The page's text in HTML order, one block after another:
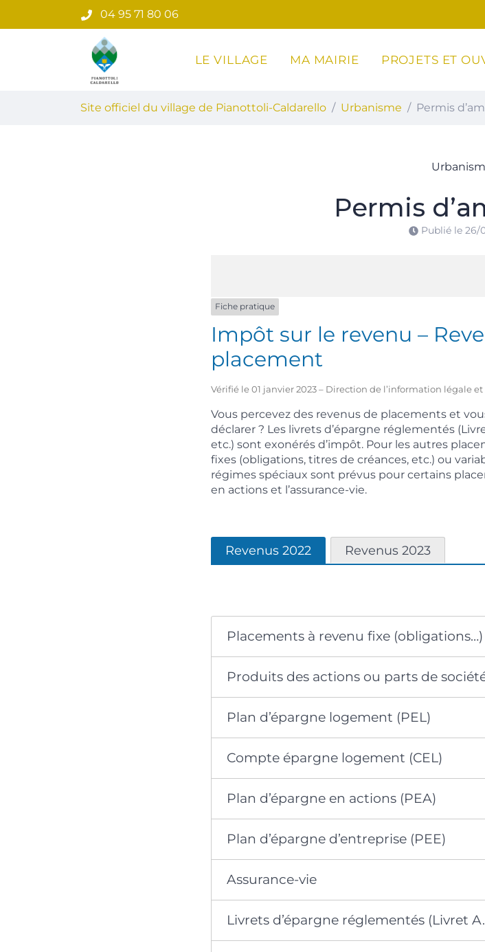
au
04 95 71 80 06
Site officiel du village de Pianottoli-Caldarello
LE VILLAGE MA MAIRIE PROJETS ET
Site officiel du village de Pianottoli-Caldarello Urbanisme Permis
Permis
Publié le 26/
Fiche pratique
Impôt sur le revenu –
placement
Vérifié le 01 janvier 2023 – Direction de l’information légale
Vous percevez des revenus de placements et
déclarer ? Les livrets d’épargne réglementés
etc.) sont exonérés d’impôt. Pour les autres
fixes (obligations, titres de créances, etc.) ou
régimes spéciaux sont prévus pour certains
en actions et l’assurance-vie.
Revenus 2022 Revenus 2023
Placements à revenu fixe (obligations…)
Produits des actions ou parts de
Plan d’épargne logement (PEL)
Compte épargne logement (CEL)
Plan d’épargne en actions (PEA)
Plan d’épargne d’entreprise (PEE)
Assurance-vie
Livrets d’épargne réglementés (Livret